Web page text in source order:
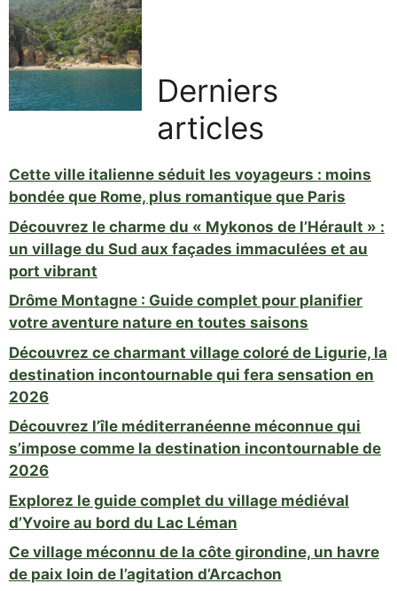
Derniers
articles
Cette ville italienne séduit les voyageurs : moins
bondée que Rome, plus romantique que Paris
Découvrez le charme du « Mykonos de l’Hérault » :
un village du Sud aux façades immaculées et au
port vibrant
Drôme Montagne : Guide complet pour planifier
votre aventure nature en toutes saisons
Découvrez ce charmant village coloré de Ligurie, la
destination incontournable qui fera sensation en
2026
Découvrez l’île méditerranéenne méconnue qui
s’impose comme la destination incontournable de
2026
Explorez le guide complet du village médiéval
d’Yvoire au bord du Lac Léman
Ce village méconnu de la côte girondine, un havre
de paix loin de l’agitation d’Arcachon